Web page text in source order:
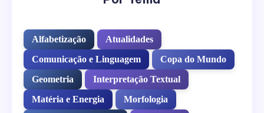
Alfabetização
Atualidades
Comunicação e Linguagem
Copa do Mundo
Geometria
Interpretação Textual
Matéria e Energia
Morfologia